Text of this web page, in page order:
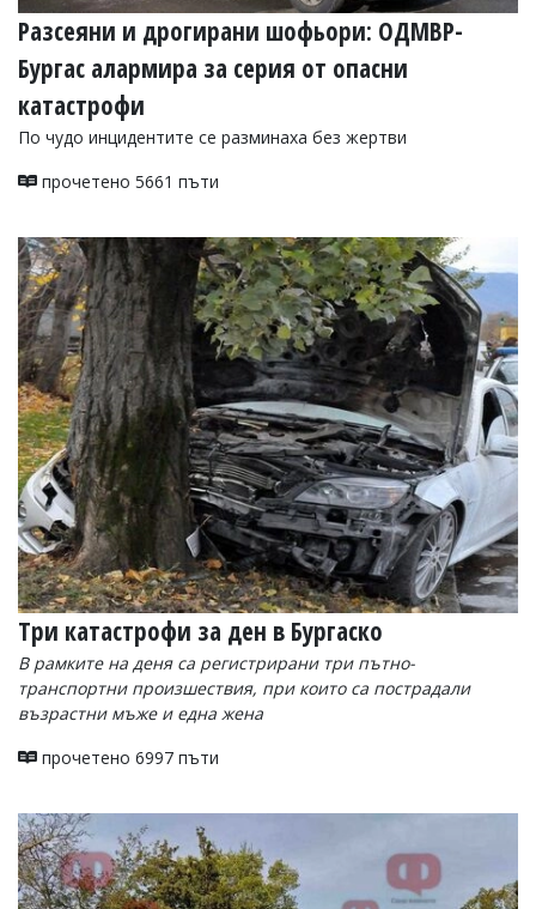
Разсеяни и дрогирани шофьори: ОДМВР-
Бургас алармира за серия от опасни
катастрофи
По чудо инцидентите се разминаха без жертви
прочетено 5661 пъти
Три катастрофи за ден в Бургаско
В рамките на деня са регистрирани три пътно-
транспортни произшествия, при които са пострадали
възрастни мъже и една жена
прочетено 6997 пъти